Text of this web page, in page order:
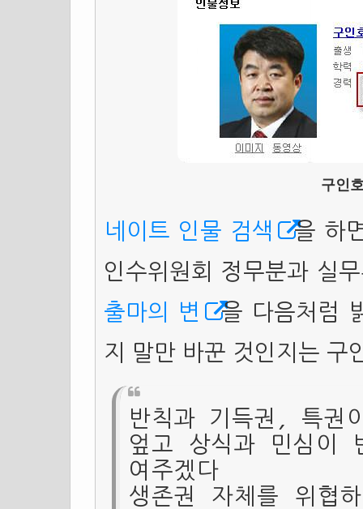
구인
네이트 인물 검색
을 하
인수위원회 정무분과 실
출마의 변
을 다음처럼
지 말만 바꾼 것인지는 구
반칙과 기득권, 특권
엎고 상식과 민심이
여주겠다
생존권 자체를 위협